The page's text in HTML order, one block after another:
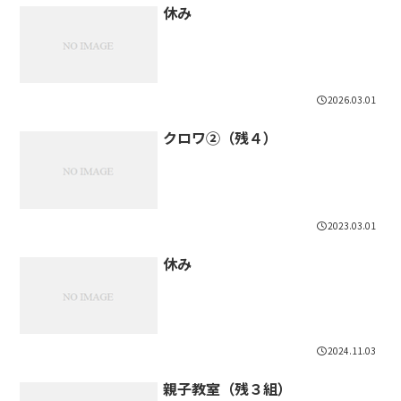
休み
2026.03.01
クロワ②（残４）
2023.03.01
休み
2024.11.03
親子教室（残３組）